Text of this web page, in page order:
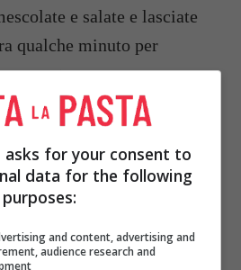
e salate e lasciate
qualche minuto per
del brodo se necessario.
e il peperoncino.
la minestra al caldo.
for your consent to
data for the following
purposes:
and content, advertising and
audience research and